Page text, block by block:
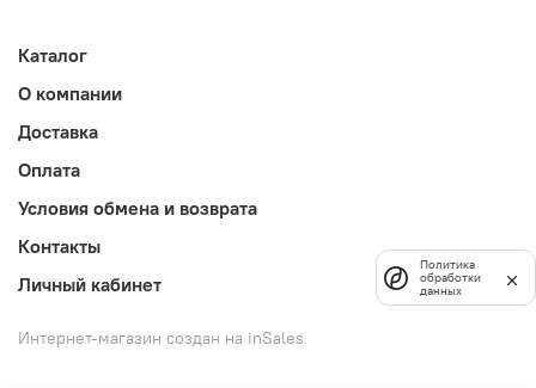
Каталог
О компании
Доставка
Оплата
Условия обмена и возврата
Контакты
Личный кабинет
Интернет-магазин создан на inSales
Политика
обработки
данных